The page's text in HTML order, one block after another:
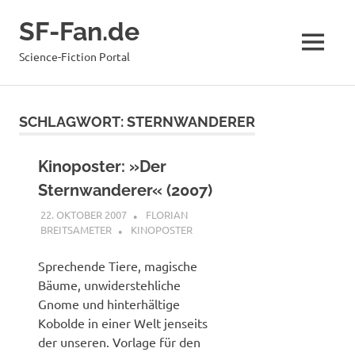
InhaltSF-Fan.de
Science-Fiction Portal MENÜ
SCHLAGWORT:STERNWANDERER
Kinoposter: »Der
Sternwanderer« (2007)
22. OKTOBER 2007
FLORIAN
BREITSAMETER
KINOPOSTER
Sprechende Tiere, magische
Bäume, unwiderstehliche
Gnome und hinterhältige
Kobolde in einer Welt jenseits
der unseren. Vorlage für den